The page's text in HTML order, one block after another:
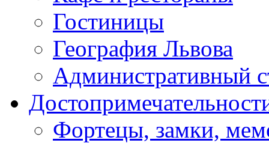
Гостиницы
География Львова
Административный
Фортецы, замки,